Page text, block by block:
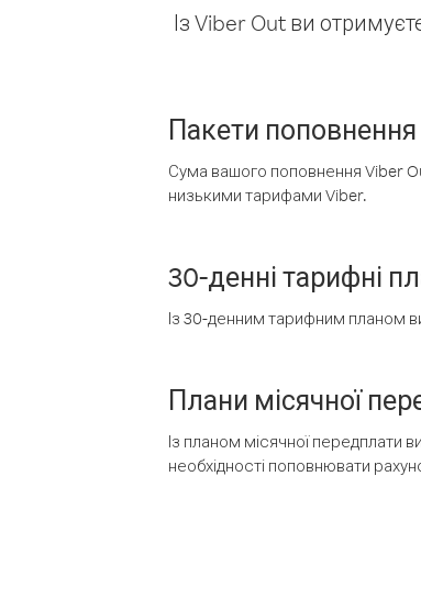
Із Viber Out ви
Пакети поповнення
Сума вашого поповнення Viber
низькими тарифами Viber.
30-денні тарифні
Із 30-денним тарифним планом
Плани місячної
Із планом місячної передплати
необхідності поповнювати